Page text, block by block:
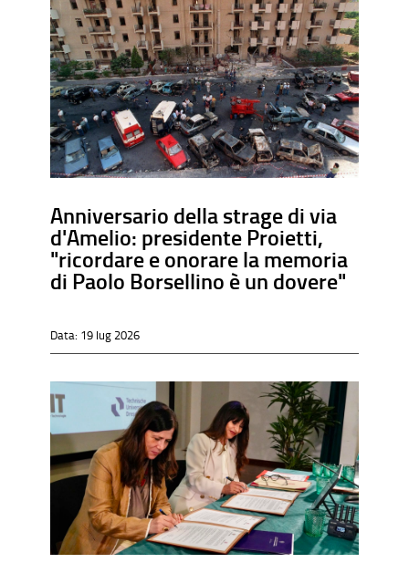
Anniversario della strage di via
d'Amelio: presidente Proietti,
"ricordare e onorare la memoria
di Paolo Borsellino è un dovere"
Data: 19 lug 2026